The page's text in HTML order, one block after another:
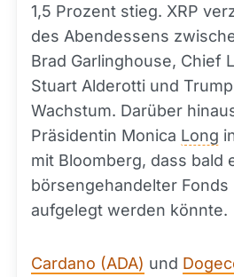
1,5 Prozent stieg. XRP
des Abendessens
Brad Garlinghouse, Chief
Stuart Alderotti und
Wachstum. Darüber
Präsidentin Monica Long
mit Bloomberg, dass bald
börsengehandelter Fonds
aufgelegt werden könnte.
Cardano (ADA) und